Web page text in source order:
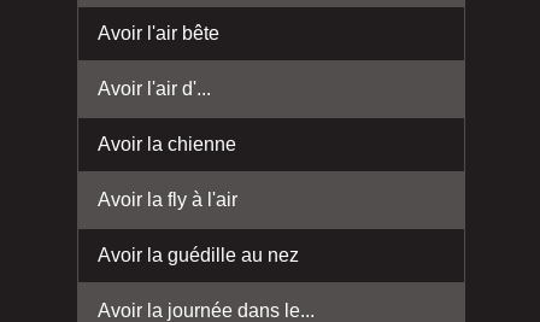
Avoir l'air bête
Avoir l'air d'...
Avoir la chienne
Avoir la fly à l'air
Avoir la guédille au nez
Avoir la journée dans le...